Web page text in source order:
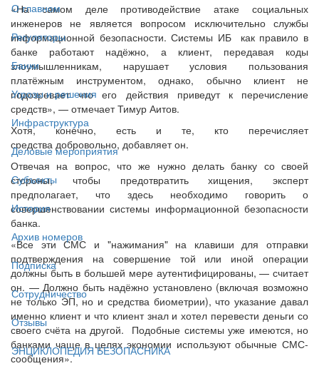
О главном
Регуляторы
Банки
Угрозы и решения
Инфраструктура
Деловые мероприятия
Субъекты
История
Архив номеров
Подписка
Сотрудничество
Отзывы
ЭНЦИКЛОПЕДИЯ БЕЗОПАСНИКА
«На самом деле противодействие атаке социальных
инженеров не является вопросом исключительно службы
информационной безопасности. Системы ИБ как правило в
банке работают надёжно, а клиент, передавая коды
злоумышленникам, нарушает условия пользования
платёжным инструментом, однако, обычно клиент не
подозревает что его действия приведут к перечисление
средств», — отмечает Тимур Аитов.
Хотя, конечно, есть и те, кто перечисляет
средства добровольно, добавляет он.
Отвечая на вопрос, что же нужно делать банку со своей
стороны, чтобы предотвратить хищения, эксперт
предполагает, что здесь необходимо говорить о
совершенствовании системы информационной безопасности
банка.
«Все эти СМС и "нажимания" на клавиши для отправки
подтверждения на совершение той или иной операции
должны быть в большей мере аутентифицированы, — считает
он. — Должно быть надёжно установлено (включая возможно
не только ЭП, но и средства биометрии), что указание давал
именно клиент и что клиент знал и хотел перевести деньги со
своего счёта на другой. Подобные системы уже имеются, но
банками чаще в целях экономии используют обычные СМС-
сообщения».